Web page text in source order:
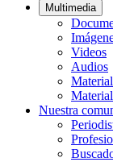
Multimedia
Videos
Audios
Nuestra